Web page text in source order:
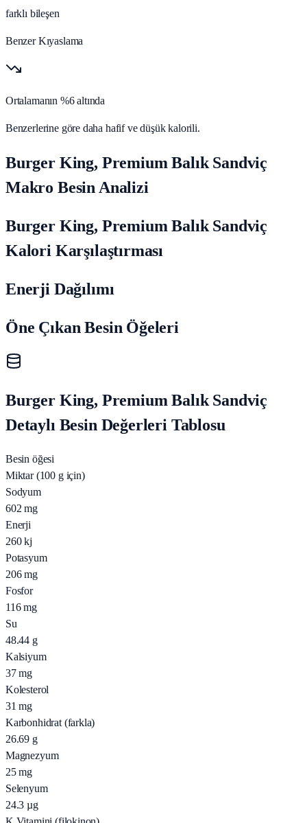
farklı bileşen
Benzer Kıyaslama
Ortalamanın %6 altında
Benzerlerine göre daha hafif ve düşük kalorili.
Burger King, Premium Balık Sandviç
Makro Besin Analizi
Burger King, Premium Balık Sandviç
Kalori Karşılaştırması
Enerji Dağılımı
Öne Çıkan Besin Öğeleri
Burger King, Premium Balık Sandviç
Detaylı Besin Değerleri Tablosu
Besin öğesi
Miktar (100 g için)
Sodyum
602 mg
Enerji
260 kj
Potasyum
206 mg
Fosfor
116 mg
Su
48.44 g
Kalsiyum
37 mg
Kolesterol
31 mg
Karbonhidrat (farkla)
26.69 g
Magnezyum
25 mg
Selenyum
24.3 µg